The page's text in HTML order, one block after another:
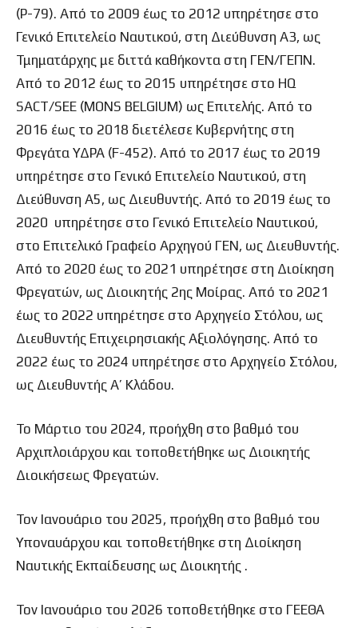
(P-79). Από το 2009 έως το 2012 υπηρέτησε στο
Γενικό Επιτελείο Ναυτικού, στη Διεύθυνση Α3, ως
Τμηματάρχης με διττά καθήκοντα στη ΓΕΝ/ΓΕΠΝ.
Από το 2012 έως το 2015 υπηρέτησε στο HQ
SACT/SEE (MONS BELGIUM) ως Επιτελής. Από το
2016 έως το 2018 διετέλεσε Κυβερνήτης στη
Φρεγάτα ΥΔΡΑ (F-452). Από το 2017 έως το 2019
υπηρέτησε στο Γενικό Επιτελείο Ναυτικού, στη
Διεύθυνση Α5, ως Διευθυντής. Από το 2019 έως το
2020 υπηρέτησε στο Γενικό Επιτελείο Ναυτικού,
στο Επιτελικό Γραφείο Αρχηγού ΓΕΝ, ως Διευθυντής.
Από το 2020 έως το 2021 υπηρέτησε στη Διοίκηση
Φρεγατών, ως Διοικητής 2ης Μοίρας. Από το 2021
έως το 2022 υπηρέτησε στο Αρχηγείο Στόλου, ως
Διευθυντής Επιχειρησιακής Αξιολόγησης. Από το
2022 έως το 2024 υπηρέτησε στο Αρχηγείο Στόλου,
ως Διευθυντής Α’ Κλάδου.
Το Μάρτιο του 2024, προήχθη στο βαθμό του
Αρχιπλοιάρχου και τοποθετήθηκε ως Διοικητής
Διοικήσεως Φρεγατών.
Τον Ιανουάριο του 2025, προήχθη στο βαθμό του
Υποναυάρχου και τοποθετήθηκε στη Διοίκηση
Ναυτικής Εκπαίδευσης ως Διοικητής .
Τον Ιανουάριο του 2026 τοποθετήθηκε στο ΓΕΕΘΑ